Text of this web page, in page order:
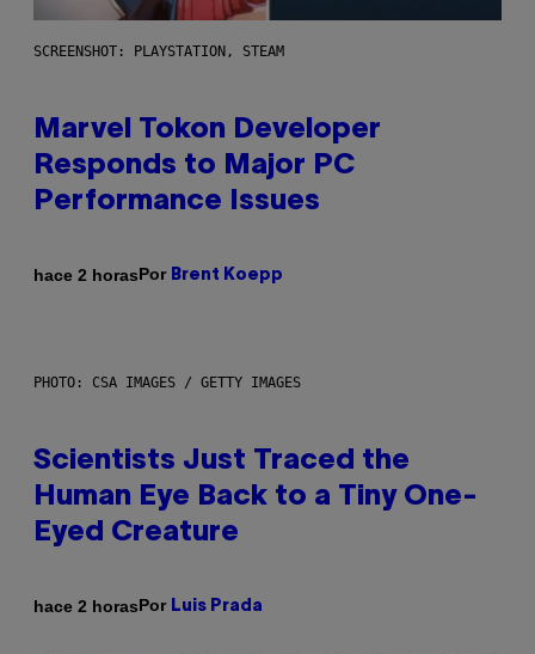
SCREENSHOT: PLAYSTATION, STEAM
Marvel Tokon Developer
Responds to Major PC
Performance Issues
hace 2 horasPor Brent Koepp
PHOTO: CSA IMAGES / GETTY IMAGES
Scientists Just Traced the
Human Eye Back to a Tiny One-
Eyed Creature
hace 2 horasPor Luis Prada